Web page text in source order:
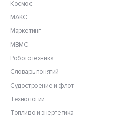
Космос
МАКС
Маркетинг
МВМС
Робототехника
Словарь понятий
Судостроение и флот
Технологии
Топливо и энергетика